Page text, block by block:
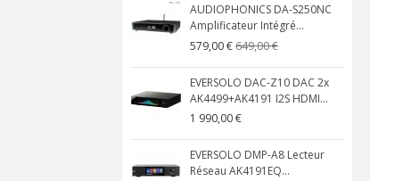
AUDIOPHONICS DA-S250NC
Amplificateur Intégré...
579,00 €649,00 €
EVERSOLO DAC-Z10 DAC 2x
AK4499+AK4191 I2S HDMI...
1 990,00 €
EVERSOLO DMP-A8 Lecteur
Réseau AK4191EQ...